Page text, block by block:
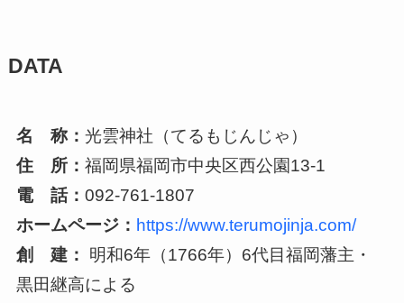
DATA
名 称： 光雲神社（てるもじんじゃ）
住 所： 福岡県福岡市中央区西公園13-1
電 話： 092-761-1807
ホームページ： https://www.terumojinja.com/
創 建：
明和6年（1766年）6代目福岡藩主・
黒田継高による